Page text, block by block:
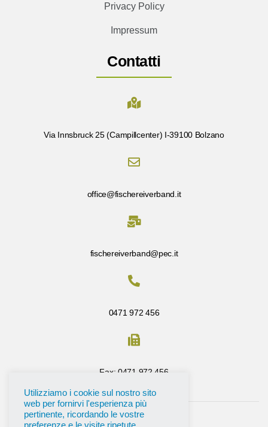
Privacy Policy
Impressum
Contatti
Via Innsbruck 25 (Campillcenter) I-39100 Bolzano
office@fischereiverband.it
fischereiverband@pec.it
0471 972 456
Fax: 0471 972 456
Utilizziamo i cookie sul nostro sito
web per fornirvi l'esperienza più
pertinente, ricordando le vostre